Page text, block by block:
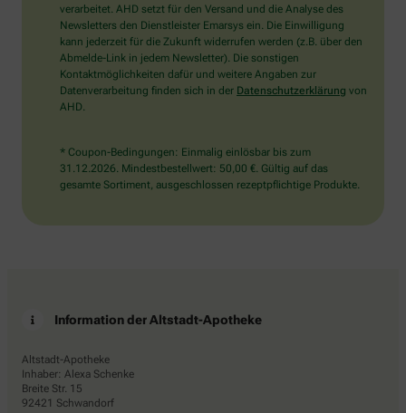
bitte
die
Tasse.
verarbeitet. AHD setzt für den Versand und die Analyse des
Newsletters den Dienstleister Emarsys ein. Die Einwilligung
kann jederzeit für die Zukunft widerrufen werden (z.B. über den
Abmelde-Link in jedem Newsletter). Die sonstigen
Kontaktmöglichkeiten dafür und weitere Angaben zur
Datenverarbeitung finden sich in der Datenschutzerklärung von
AHD.
* Coupon-Bedingungen: Einmalig einlösbar bis zum
31.12.2026. Mindestbestellwert: 50,00 €. Gültig auf das
gesamte Sortiment, ausgeschlossen rezeptpflichtige Produkte.
Information der Altstadt-Apotheke
Altstadt-Apotheke
Inhaber: Alexa Schenke
Breite Str. 15
92421 Schwandorf